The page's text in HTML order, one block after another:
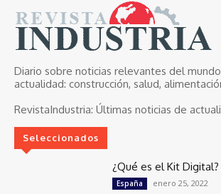
Diario sobre noticias relevantes del
actualidad: construcción, salud,
RevistaIndustria: Últimas noticias de
Seleccionados
¿Qué es el Kit Digital?
España enero 25, 2022